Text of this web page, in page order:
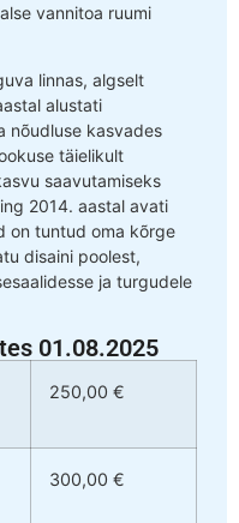
vannitoa ruumi
linnas, algselt
alustati
nõudluse kasvades
täielikult
saavutamiseks
2014. aastal avati
on tuntud oma kõrge
disaini poolest,
ja turgudele
01.08.2025
250,00 €
300,00 €